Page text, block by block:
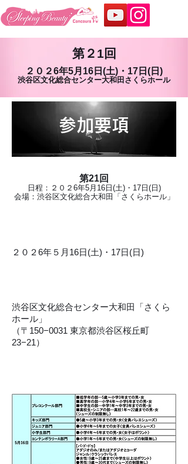
第２1回
２０２6年5月16 日(土)・17 日(日)
渋谷区文化総合センター大和田さくらホール
​参加要項
第21回
日程：２０２6年5月16日 (土)・17日(日 )
​会場：渋谷区文化総合大和田「さくらホール」
​２０２6年５月16日(土)・17日(日)
渋谷区文化総合センター大和田「さくら
ホール」
（〒150−0031 東京都渋谷区桜丘町
23−21）